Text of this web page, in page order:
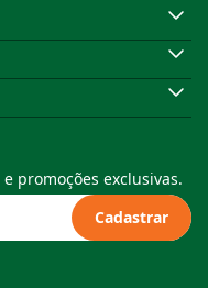
promoções exclusivas.
Cadastrar